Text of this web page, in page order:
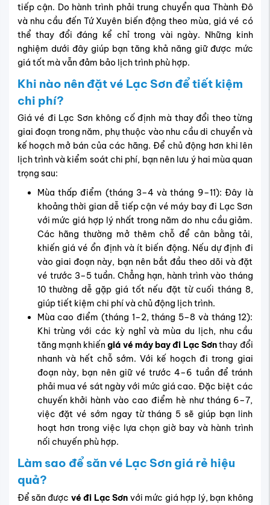
tiếp cận. Do hành trình phải trung chuyển qua Thành Đô
và nhu cầu đến Tứ Xuyên biến động theo mùa, giá vé có
thể thay đổi đáng kể chỉ trong vài ngày. Những kinh
nghiệm dưới đây giúp bạn tăng khả năng giữ được mức
giá tốt mà vẫn đảm bảo lịch trình phù hợp.
Khi nào nên đặt vé Lạc Sơn để tiết kiệm
chi phí?
Giá vé đi Lạc Sơn không cố định mà thay đổi theo từng
giai đoạn trong năm, phụ thuộc vào nhu cầu di chuyển và
kế hoạch mở bán của các hãng. Để chủ động hơn khi lên
lịch trình và kiểm soát chi phí, bạn nên lưu ý hai mùa quan
trọng sau:
Mùa thấp điểm (tháng 3–4 và tháng 9–11): Đây là
khoảng thời gian dễ tiếp cận vé máy bay đi Lạc Sơn
với mức giá hợp lý nhất trong năm do nhu cầu giảm.
Các hãng thường mở thêm chỗ để cân bằng tải,
khiến giá vé ổn định và ít biến động. Nếu dự định đi
vào giai đoạn này, bạn nên bắt đầu theo dõi và đặt
vé trước 3–5 tuần. Chẳng hạn, hành trình vào tháng
10 thường dễ gặp giá tốt nếu đặt từ cuối tháng 8,
giúp tiết kiệm chi phí và chủ động lịch trình.
Mùa cao điểm (tháng 1–2, tháng 5–8 và tháng 12):
Khi trùng với các kỳ nghỉ và mùa du lịch, nhu cầu
tăng mạnh khiếngiá vé máy bay đi Lạc Sơnthay đổi
nhanh và hết chỗ sớm. Với kế hoạch đi trong giai
đoạn này, bạn nên giữ vé trước 4–6 tuần để tránh
phải mua vé sát ngày với mức giá cao. Đặc biệt các
chuyến khởi hành vào cao điểm hè như tháng 6–7,
việc đặt vé sớm ngay từ tháng 5 sẽ giúp bạn linh
hoạt hơn trong việc lựa chọn giờ bay và hành trình
nối chuyến phù hợp.
Làm sao để săn vé Lạc Sơn giá rẻ hiệu
quả?
Để săn được vé đi Lạc Sơn với mức giá hợp lý, bạn không